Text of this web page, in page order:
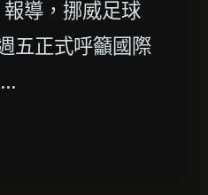
導，挪威足球
五正式呼籲國際